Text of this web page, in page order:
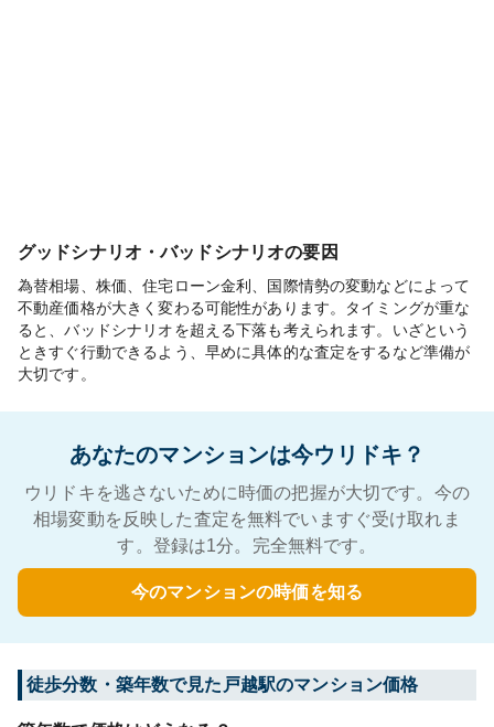
グッドシナリオ・バッドシナリオの要因
為替相場、株価、住宅ローン金利、国際情勢の変動などによって
不動産価格が大きく変わる可能性があります。タイミングが重な
ると、バッドシナリオを超える下落も考えられます。いざという
ときすぐ行動できるよう、早めに具体的な査定をするなど準備が
大切です。
あなたのマンションは今ウリドキ？
ウリドキを逃さないために時価の把握が大切です。今の
相場変動を反映した査定を無料でいますぐ受け取れま
す。登録は1分。完全無料です。
今のマンションの時価を知る
徒歩分数・築年数で見た戸越駅のマンション価格